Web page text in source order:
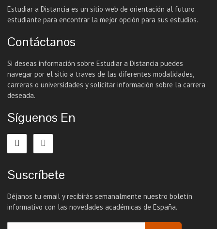
Estudiar a Distancia es un sitio web de orientación al futuro
estudiante para encontrar la mejor opción para sus estudios.
Contáctanos
Si deseas información sobre Estudiar a Distancia puedes
navegar por el sitio a traves de las diferentes modalidades,
carreras o universidades y solicitar información sobre la carrera
deseada.
Síguenos En
Suscríbete
Déjanos tu email y recibirás semanalmente nuestro boletín
informativo con las novedades académicas de España.